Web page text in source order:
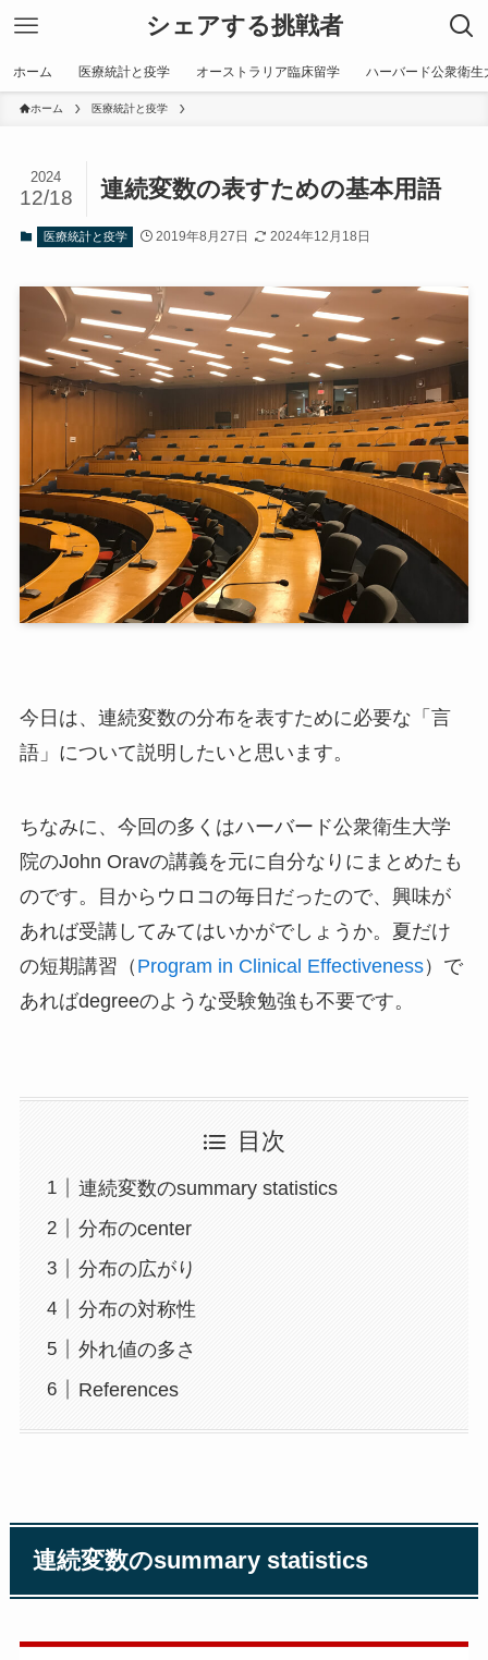
シェアする挑戦者
ホーム 医療統計と疫学 オーストラリア臨床留学 ハーバード公衆衛生
ホーム 医療統計と疫学
連続変数の表すための基本用語
2024
12/18
医療統計と疫学 2019年8月27日 2024年12月18日
今日は、連続変数の分布を表すために必要な「言
語」について説明したいと思います。
ちなみに、今回の多くはハーバード公衆衛生大学
院のJohn Oravの講義を元に自分なりにまとめたも
のです。目からウロコの毎日だったので、興味が
あれば受講してみてはいかがでしょうか。夏だけ
の短期講習（ Program in Clinical Effectiveness）で
あればdegreeのような受験勉強も不要です。
目次
連続変数のsummary statistics
分布のcenter
分布の広がり
分布の対称性
外れ値の多さ
References
連続変数のsummary statistics